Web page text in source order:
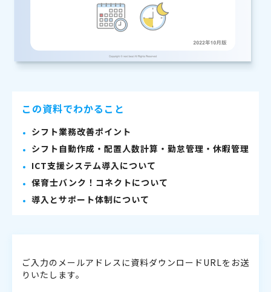
この資料でわかること
シフト業務改善ポイント
シフト自動作成・配置人数計算・勤怠管理・休暇管理
ICT支援システム導入について
保育士バンク！コネクトについて
導入とサポート体制について
ご入力のメールアドレスに資料ダウンロードURLをお送
りいたします。